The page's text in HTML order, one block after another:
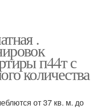
.
п44т с
количества
от 37 кв. м. до